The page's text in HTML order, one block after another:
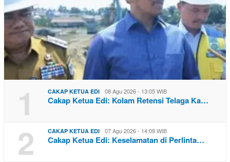
1 CAKAP KETUA EDI 08 Agu 2026 - 13:05 WIB
Cakap Ketua Edi: Kolam Retensi Telaga Ka…
2 CAKAP KETUA EDI 07 Agu 2026 - 14:09 WIB
Cakap Ketua Edi: Keselamatan di Perlinta…